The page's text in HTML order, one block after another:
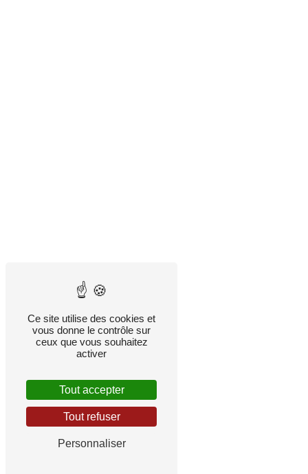
Ce site utilise des cookies et
vous donne le contrôle sur
ceux que vous souhaitez
activer
Tout accepter
Tout refuser
Personnaliser